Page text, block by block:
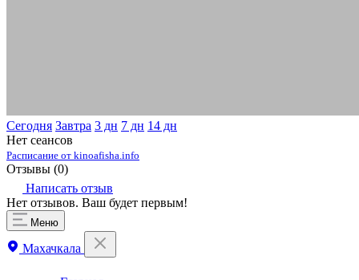
Сегодня Завтра 3 дн 7 дн 14 дн
Нет сеансов
Расписание от kinoafisha.info
Отзывы (0)
Написать отзыв
Нет отзывов. Ваш будет первым!
Меню
Махачкала